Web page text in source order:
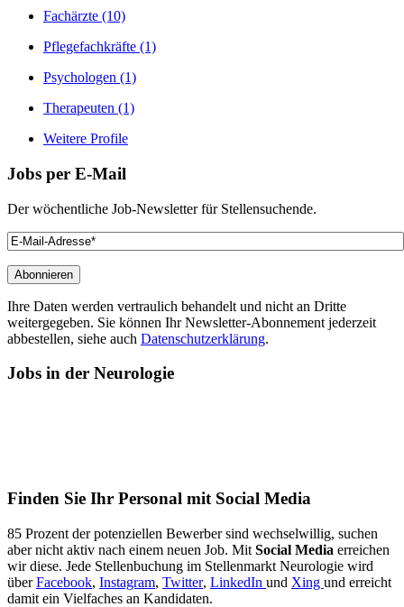
Fachärzte (10)
Pflegefachkräfte (1)
Psychologen (1)
Therapeuten (1)
Weitere Profile
Jobs per E-Mail
Der wöchentliche Job-Newsletter für Stellensuchende.
Ihre Daten werden vertraulich behandelt und nicht an Dritte
weitergegeben. Sie können Ihr Newsletter-Abonnement jederzeit
abbestellen, siehe auch Datenschutzerklärung.
Jobs in der Neurologie
Finden Sie Ihr Personal mit Social Media
85 Prozent der potenziellen Bewerber sind wechselwillig, suchen
aber nicht aktiv nach einem neuen Job. Mit Social Media erreichen
wir diese. Jede Stellenbuchung im Stellenmarkt Neurologie wird
überFacebook, Instagram, Twitter, LinkedIn und Xing und erreicht
damit ein Vielfaches an Kandidaten.